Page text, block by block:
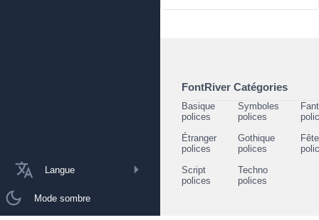
Langue
Mode sombre
FontRiver Catégories
Basique
polices
Symboles
polices
Étranger
polices
Gothique
polices
Script
polices
Techno
polices